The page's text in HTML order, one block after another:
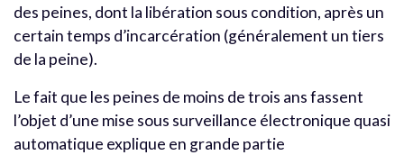
des peines, dont la libération sous condition, après un
certain temps d’incarcération (généralement un tiers
de la peine).
Le fait que les peines de moins de trois ans fassent
l’objet d’une mise sous surveillance électronique quasi
automatique explique en grande partie